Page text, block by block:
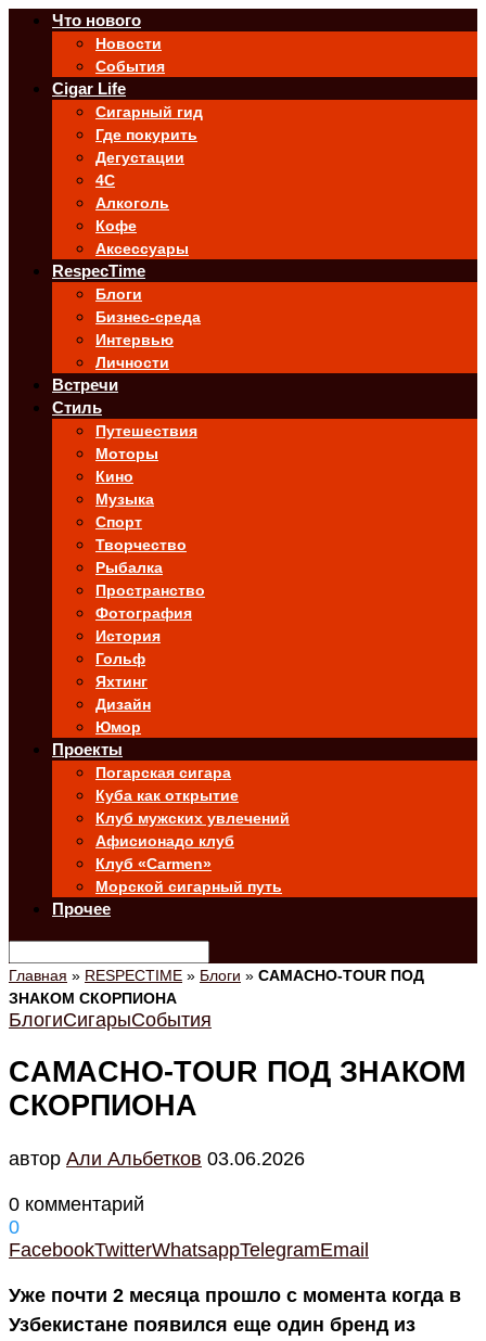
Что нового
Новости
События
Cigar Life
Сигарный гид
Где покурить
Дегустации
4C
Алкоголь
Кофе
Аксессуары
RespecTime
Блоги
Бизнес-среда
Интервью
Личности
Встречи
Стиль
Путешествия
Моторы
Кино
Музыка
Спорт
Творчество
Рыбалка
Пространство
Фотография
История
Гольф
Яхтинг
Дизайн
Юмор
Проекты
Погарская сигара
Куба как открытие
Клуб мужских увлечений
Афисионадо клуб
Клуб «Carmen»
Морской сигарный путь
Прочее
Главная » RESPECTIME » Блоги » CAMACHO-TOUR ПОД
ЗНАКОМ СКОРПИОНА
БлогиСигарыСобытия
CAMACHO-TOUR ПОД ЗНАКОМ
СКОРПИОНА
автор Али Альбетков 03.06.2026
0 комментарий
0
FacebookTwitterWhatsappTelegramEmail
Уже почти 2 месяца прошло с момента когда в
Узбекистане появился еще один бренд из